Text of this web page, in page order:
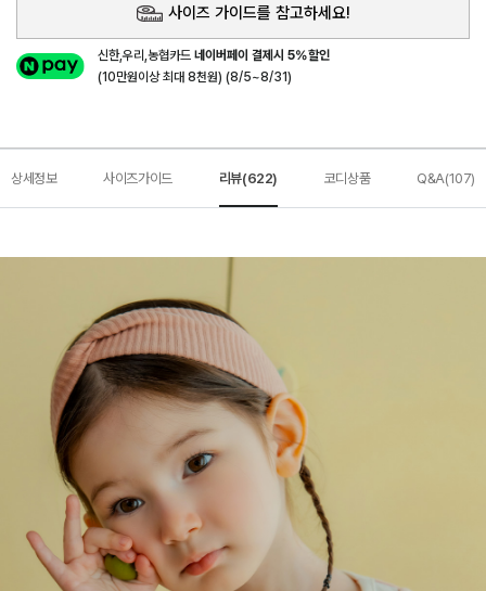
사이즈 가이드를 참고하세요!
신한,우리,농협카드네이버페이 결제시 5%할인
(10만원이상 최대 8천원) (8/5~8/31)
상세정보 사이즈가이드 리뷰(622) 코디상품 Q&A(107)